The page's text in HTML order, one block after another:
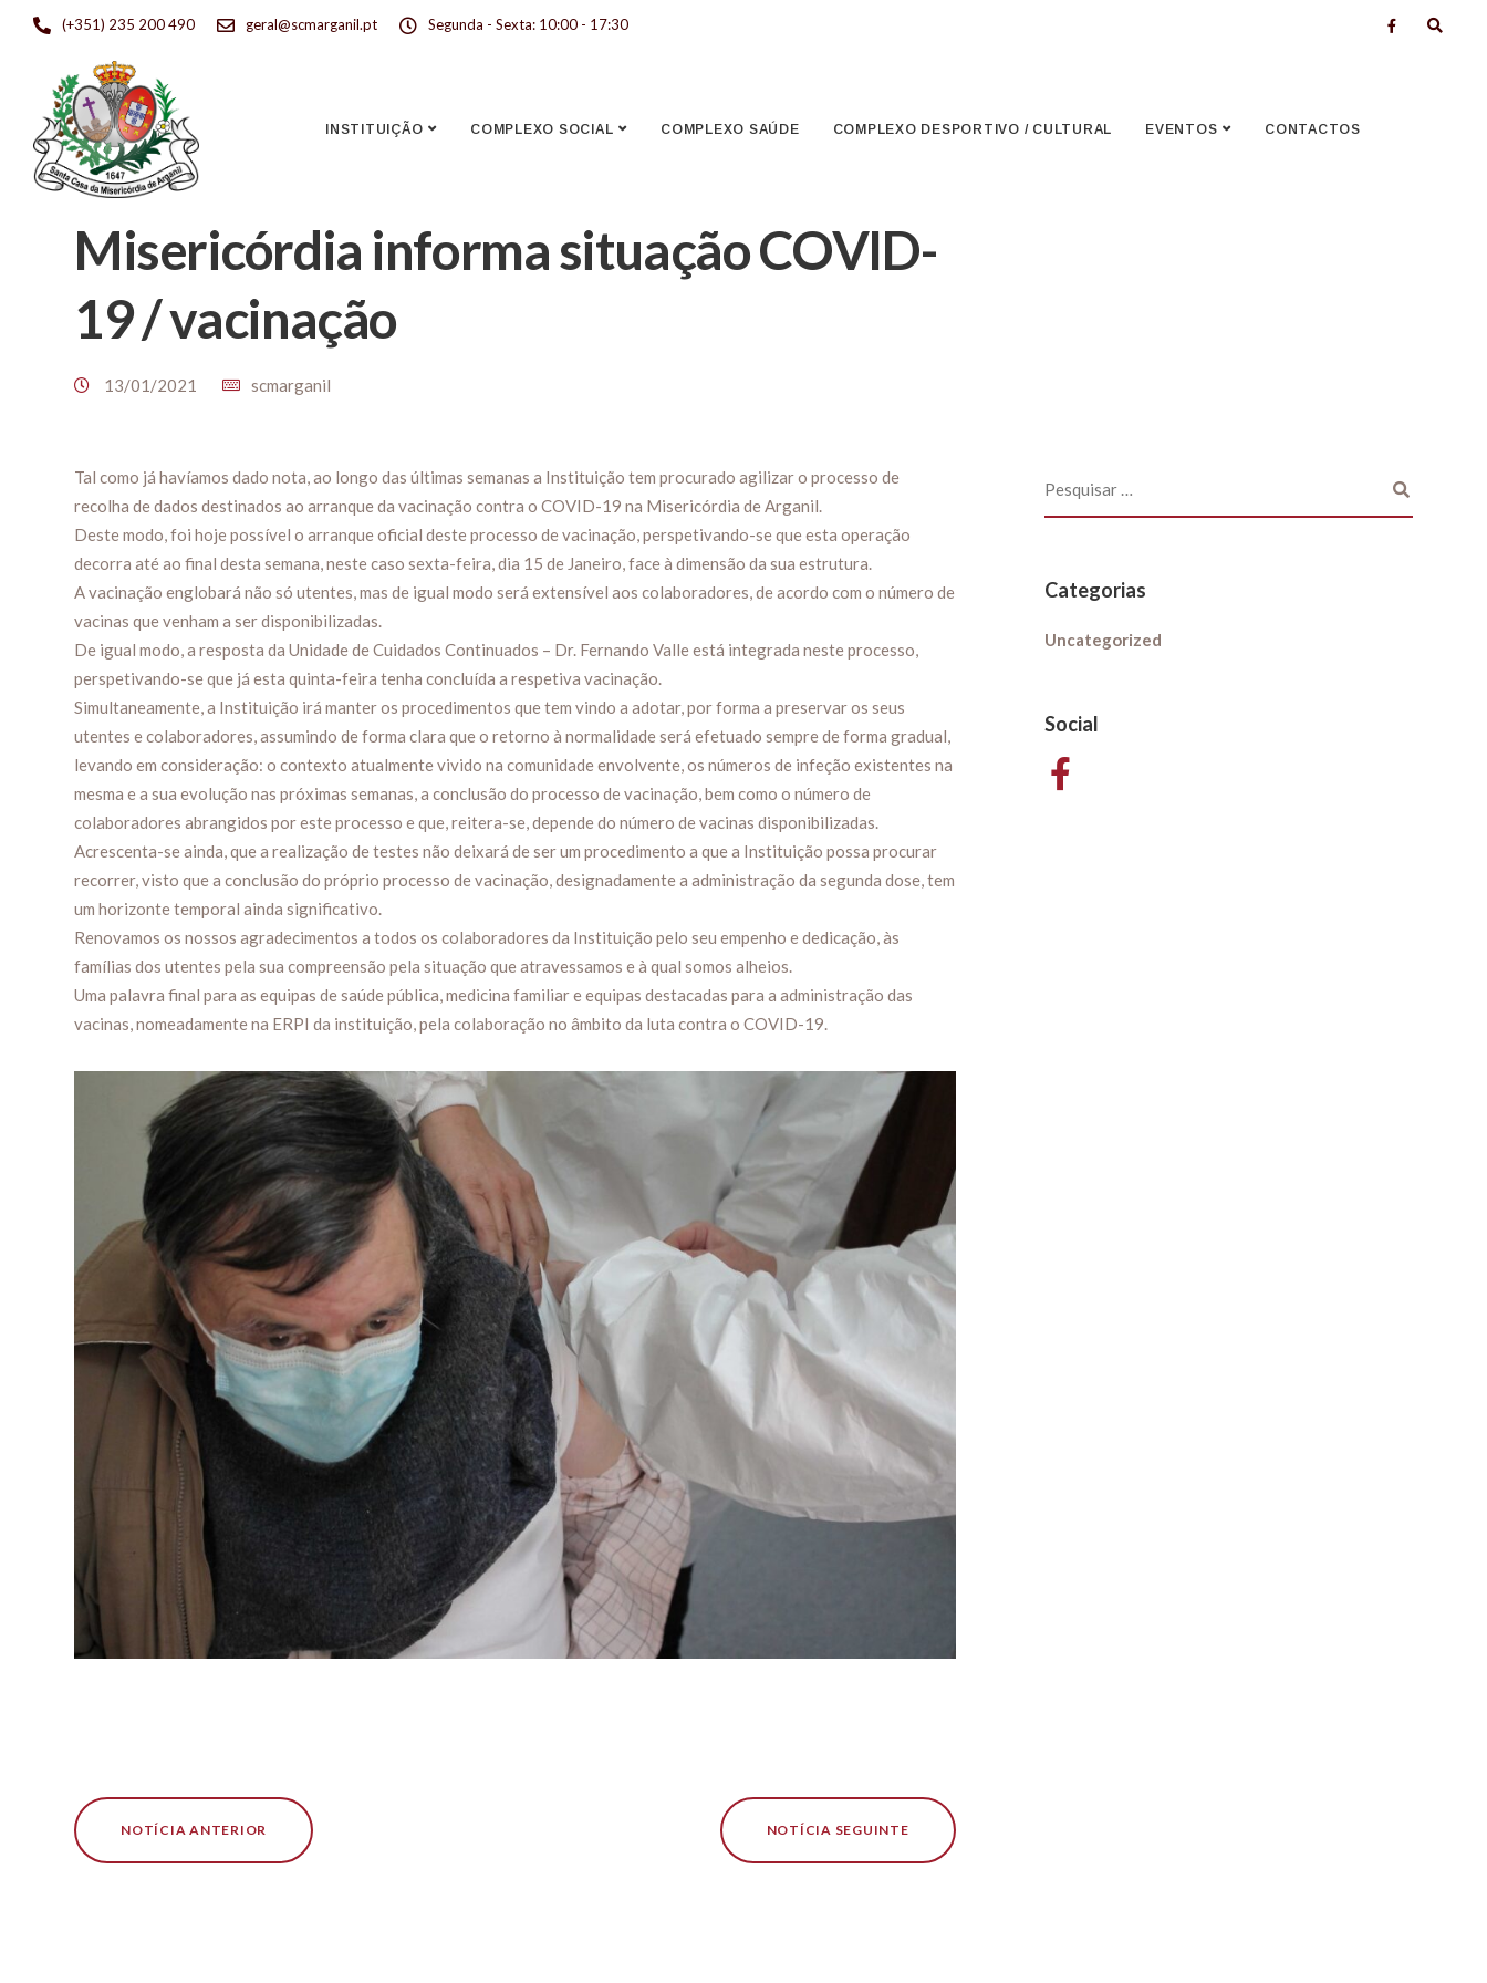
(+351) 235 200 490 geral@scmarganil.pt Segunda - Sexta: 10:00 - 17:30
INSTITUIÇÃO COMPLEXO SOCIAL COMPLEXO SAÚDE COMPLEXO DESPORTIVO / CULTURAL EVENTOS CONTACTOS
Misericórdia informa situação COVID-
19 / vacinação
13/01/2021 scmarganil
Tal como já havíamos dado nota, ao longo das últimas semanas a Instituição tem procurado agilizar o processo de
recolha de dados destinados ao arranque da vacinação contra o COVID-19 na Misericórdia de Arganil.
Deste modo, foi hoje possível o arranque oficial deste processo de vacinação, perspetivando-se que esta operação
decorra até ao final desta semana, neste caso sexta-feira, dia 15 de Janeiro, face à dimensão da sua estrutura.
A vacinação englobará não só utentes, mas de igual modo será extensível aos colaboradores, de acordo com o número de
vacinas que venham a ser disponibilizadas.
De igual modo, a resposta da Unidade de Cuidados Continuados – Dr. Fernando Valle está integrada neste processo,
perspetivando-se que já esta quinta-feira tenha concluída a respetiva vacinação.
Simultaneamente, a Instituição irá manter os procedimentos que tem vindo a adotar, por forma a preservar os seus
utentes e colaboradores, assumindo de forma clara que o retorno à normalidade será efetuado sempre de forma gradual,
levando em consideração: o contexto atualmente vivido na comunidade envolvente, os números de infeção existentes na
mesma e a sua evolução nas próximas semanas, a conclusão do processo de vacinação, bem como o número de
colaboradores abrangidos por este processo e que, reitera-se, depende do número de vacinas disponibilizadas.
Acrescenta-se ainda, que a realização de testes não deixará de ser um procedimento a que a Instituição possa procurar
recorrer, visto que a conclusão do próprio processo de vacinação, designadamente a administração da segunda dose, tem
um horizonte temporal ainda significativo.
Renovamos os nossos agradecimentos a todos os colaboradores da Instituição pelo seu empenho e dedicação, às
famílias dos utentes pela sua compreensão pela situação que atravessamos e à qual somos alheios.
Uma palavra final para as equipas de saúde pública, medicina familiar e equipas destacadas para a administração das
vacinas, nomeadamente na ERPI da instituição, pela colaboração no âmbito da luta contra o COVID-19.
NOTÍCIA ANTERIOR NOTÍCIA SEGUINTE
Categorias
Uncategorized
Social